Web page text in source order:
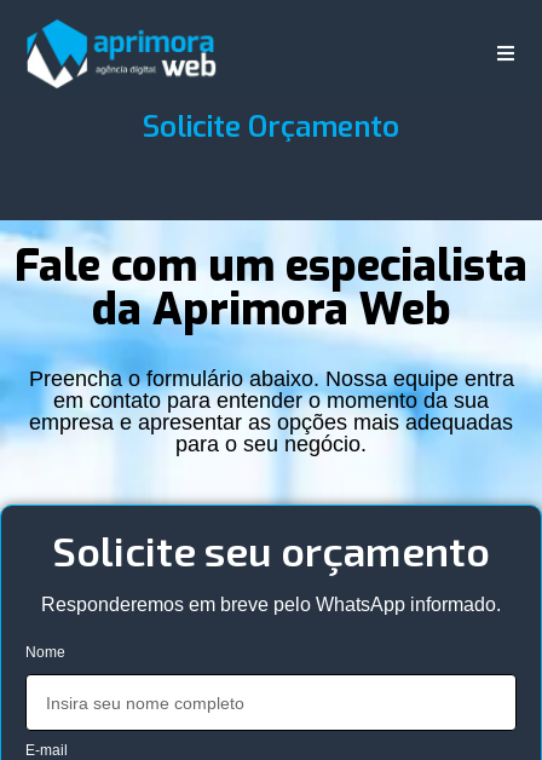
Solicite Orçamento
Fale com um especialista
da Aprimora Web
Preencha o formulário abaixo. Nossa equipe entra
em contato para entender o momento da sua
empresa e apresentar as opções mais adequadas
para o seu negócio.
Solicite seu orçamento
Responderemos em breve pelo WhatsApp informado.
Nome
E-mail